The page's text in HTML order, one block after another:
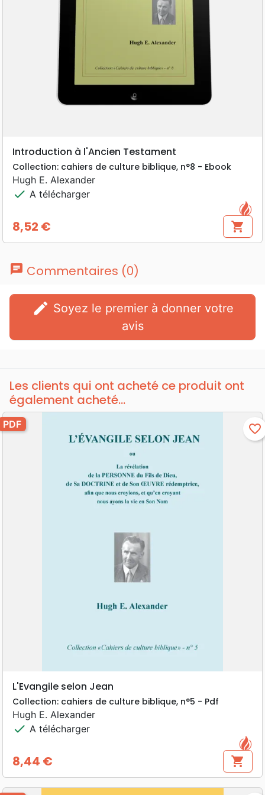
Introduction à l'Ancien Testament
Collection: cahiers de culture biblique, n°8 - Ebook
Hugh E. Alexander
check A télécharger
Prix
8,52 € shopping_cart
chat Commentaires (0)
edit
avis
Les clients qui ont acheté ce produit ont
également acheté...
PDF favorite_border
L'Evangile selon Jean
Collection: cahiers de culture biblique, n°5 - Pdf
Hugh E. Alexander
check A télécharger
Prix
8,44 € shopping_cart